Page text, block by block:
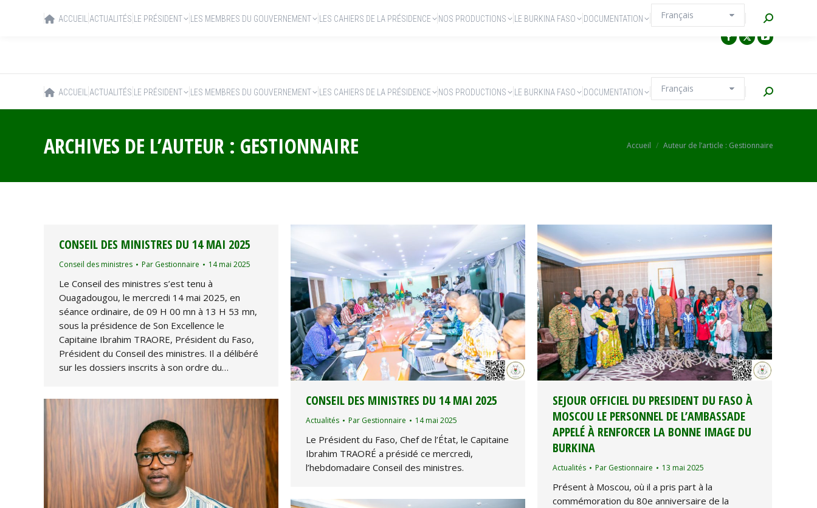
ACCUEIL ACTUALITÉS LE PRÉSIDENT LES MEMBRES DU GOUVERNEMENT LES CAHIERS DE LA PRÉSIDENCE NOS PRODUCTIONS LE BURKINA FASO DOCUMENTATION Recherche
ARCHIVES DE L’AUTEUR : GESTIONNAIRE Vous êtes ici :
Accueil Auteur de l’article : Gestionnaire
CONSEIL DES MINISTRES DU 14 MAI 2025
Conseil des ministres Par Gestionnaire 14 mai 2025
Le Conseil des ministres s’est tenu à
Ouagadougou, le mercredi 14 mai 2025, en
séance ordinaire, de 09 H 00 mn à 13 H 53 mn,
sous la présidence de Son Excellence le
Capitaine Ibrahim TRAORE, Président du Faso,
Président du Conseil des ministres. Il a délibéré
sur les dossiers inscrits à son ordre du…
CONSEIL DES MINISTRES DU 14 MAI 2025
Actualités Par Gestionnaire 14 mai 2025
Le Président du Faso, Chef de l’État, le Capitaine
Ibrahim TRAORÉ a présidé ce mercredi,
l’hebdomadaire Conseil des ministres.
SEJOUR OFFICIEL DU PRESIDENT DU FASO À
MOSCOU LE PERSONNEL DE L’AMBASSADE
APPELÉ À RENFORCER LA BONNE IMAGE DU
BURKINA
Actualités Par Gestionnaire 13 mai 2025
Présent à Moscou, où il a pris part à la
commémoration du 80e anniversaire de la
ACCUEIL ACTUALITÉS LE PRÉSIDENT LES MEMBRES DU GOUVERNEMENT LES CAHIERS DE LA PRÉSIDENCE NOS PRODUCTIONS LE BURKINA FASO DOCUMENTATION Recherche